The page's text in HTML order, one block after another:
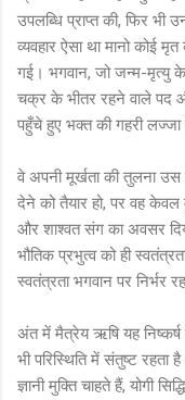
उपलब्धि प्राप्त की, फिर
व्यवहार ऐसा था मानो कोई
गई। भगवान, जो जन्म-मृत्यु
चक्र के भीतर रहने वाले पद
पहुँचे हुए भक्त की गहरी लज्जा
वे अपनी मूर्खता की तुलना
देने को तैयार हो, पर वह
और शाश्वत संग का अवसर
भौतिक प्रभुत्व को ही
स्वतंत्रता भगवान पर निर्भर
अंत में मैत्रेय ऋषि यह निष्कर्ष
भी परिस्थिति में संतुष्ट रहता
ज्ञानी मुक्ति चाहते हैं, योगी